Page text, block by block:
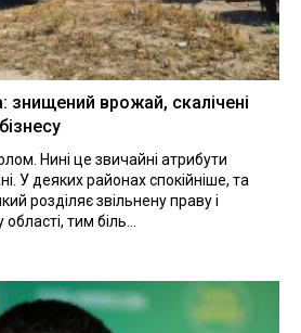
знищений врожай, скалічені
Нині це звичайні атрибути
У деяких районах спокійніше, та
розділяє звільнену праву і
тим біль...